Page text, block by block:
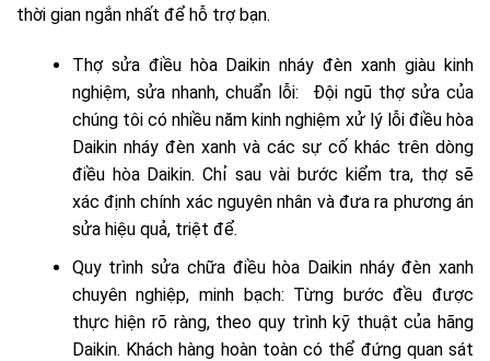
thời gian ngắn nhất để hỗ trợ bạn.
Thợ sửa điều hòa Daikin nháy đèn xanh giàu kinh
nghiệm, sửa nhanh, chuẩn lỗi: Đội ngũ thợ sửa của
chúng tôi có nhiều năm kinh nghiệm xử lý lỗi điều hòa
Daikin nháy đèn xanh và các sự cố khác trên dòng
điều hòa Daikin. Chỉ sau vài bước kiểm tra, thợ sẽ
xác định chính xác nguyên nhân và đưa ra phương án
sửa hiệu quả, triệt để.
Quy trình sửa chữa điều hòa Daikin nháy đèn xanh
chuyên nghiệp, minh bạch: Từng bước đều được
thực hiện rõ ràng, theo quy trình kỹ thuật của hãng
Daikin. Khách hàng hoàn toàn có thể đứng quan sát